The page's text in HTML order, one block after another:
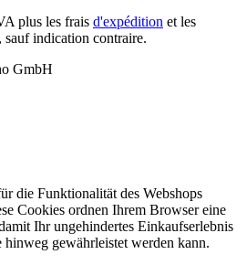
plus les frais d'expédition et les
indication contraire.
GmbH
die Funktionalität des Webshops
Cookies ordnen Ihrem Browser eine
Ihr ungehindertes Einkaufserlebnis
hinweg gewährleistet werden kann.